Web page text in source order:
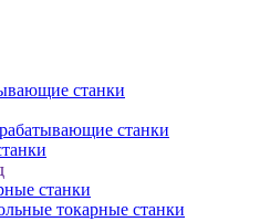
станки
станки
станки
токарные станки